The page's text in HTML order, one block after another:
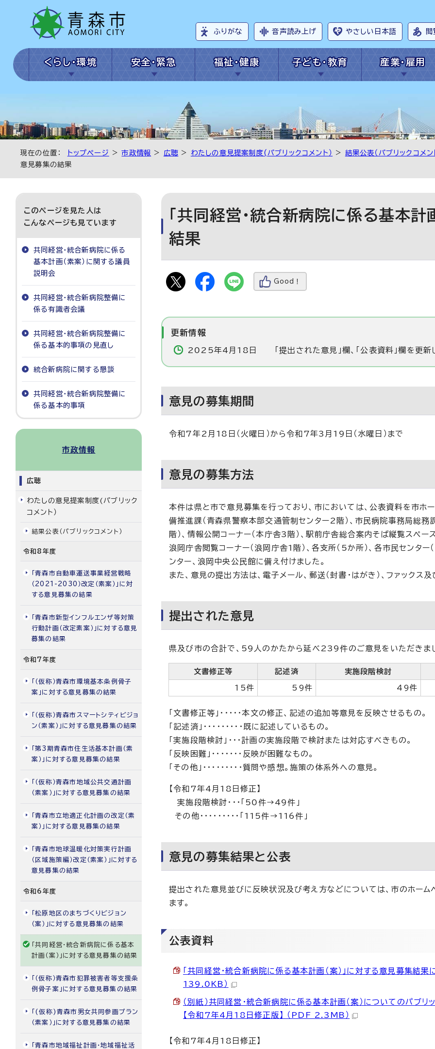
ふりがな 音声読み上げ やさしい日本語
くらし・環境 安全・緊急 福祉・健康 子ども・教育 産業・雇用
現在の位置： トップページ >市政情報 > 広聴 > わたしの意見提案制度(パブリックコメント） > 結果公表（パブリックコメン
意見募集の結果
「共同経営・統合新病院に係る基本計
結果
Good！
更新情報
2025年4月18日 「提出された意見」欄、「公表資料」欄を更新
意見の募集期間
令和7年2月18日（火曜日）から令和7年3月19日（水曜日）まで
意見の募集方法
本件は県と市で意見募集を行っており、市においては、公表資料を市ホ
備推進課（青森県警察本部交通管制センター2階）、市民病院事務局総務
階）、情報公開コーナー（本庁舎3階）、駅前庁舎総合案内そば縦覧スペー
浪岡庁舎閲覧コーナー（浪岡庁舎1階）、各支所（5か所）、各市民センター
ンター、浪岡中央公民館に備え付けました。
また、意見の提出方法は、電子メール、郵送（封書・はがき）、ファック
提出された意見
県及び市の合計で、59人のかたから延べ239件のご意見をいただきま
文書修正等 記述済 実施段階検討
15件 59件 49件
「文書修正等」・・・・・本文の修正、記述の追加等意見を反映させるもの。
「記述済」・・・・・・・・・既に記述しているもの。
「実施段階検討」・・・計画の実施段階で検討または対応すべきもの。
「反映困難」・・・・・・・反映が困難なもの。
「その他」・・・・・・・・・質問や感想。施策の体系外への意見。
【令和7年4月18日修正】
実施段階検討・・・「50件→49件」
その他・・・・・・・・・「115件→116件」
意見の募集結果と公表
提出された意見並びに反映状況及び考え方などについては、市のホー
ます。
公表資料
「共同経営・統合新病院に係る基本計画（案）」に対する意見募集
139.0KB）
（別紙）共同経営・統合新病院に係る基本計画（案）についてのパブ
【令和7年4月18日修正版】 （PDF 2.3MB）
【令和7年4月18日修正】
このページを見た人は
こんなページも見ています
共同経営・統合新病院に係る
基本計画（素案）に関する議員
説明会
共同経営・統合新病院整備に
係る有識者会議
共同経営・統合新病院整備に
係る基本的事項の見直し
統合新病院に関する懇談
共同経営・統合新病院整備に
係る基本的事項
市政情報
広聴
わたしの意見提案制度(パブリック
コメント）
結果公表（パブリックコメント）
令和8年度
「青森市自動車運送事業経営戦略
（2021-2030）改定（素案）」に対
する意見募集の結果
「青森市新型インフルエンザ等対策
行動計画（改定素案）」に対する意見
募集の結果
令和7年度
「（仮称）青森市環境基本条例骨子
案」に対する意見募集の結果
「（仮称）青森市スマートシティビジョ
ン（素案）」に対する意見募集の結果
「第3期青森市住生活基本計画（素
案）」に対する意見募集の結果
「（仮称）青森市地域公共交通計画
（素案）」に対する意見募集の結果
「青森市立地適正化計画の改定（素
案）」に対する意見募集の結果
「青森市地球温暖化対策実行計画
（区域施策編）改定（素案）」に対する
意見募集の結果
令和6年度
「松原地区のまちづくりビジョン
（案）」に対する意見募集の結果
「共同経営・統合新病院に係る基本
計画（案）」に対する意見募集の結果
「（仮称）青森市犯罪被害者等支援条
例骨子案」に対する意見募集の結果
「(仮称)青森市男女共同参画プラン
（素案）」に対する意見募集の結果
「青森市地域福祉計画・地域福祉活